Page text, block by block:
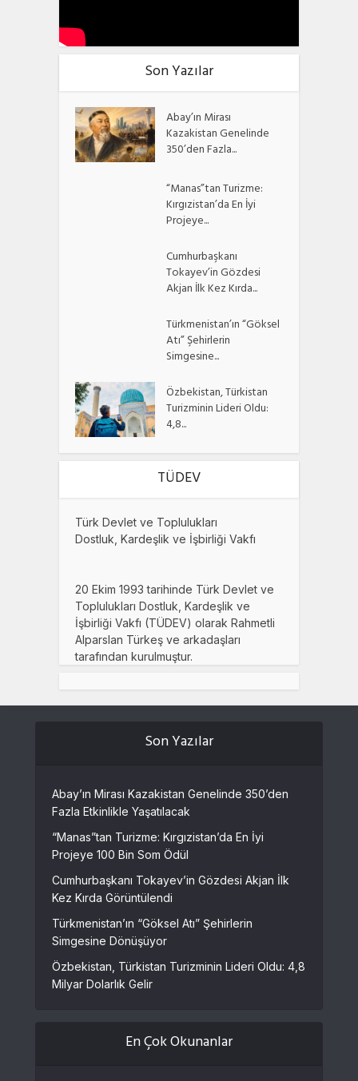
Son Yazılar
Abay’ın Mirası
Kazakistan Genelinde
350’den Fazla...
“Manas”tan Turizme:
Kırgızistan’da En İyi
Projeye...
Cumhurbaşkanı
Tokayev’in Gözdesi
Akjan İlk Kez Kırda...
Türkmenistan’ın “Göksel
Atı” Şehirlerin
Simgesine...
Özbekistan, Türkistan
Turizminin Lideri Oldu:
4,8...
TÜDEV
Türk Devlet ve Toplulukları
Dostluk, Kardeşlik ve İşbirliği Vakfı
20 Ekim 1993 tarihinde Türk Devlet ve
Toplulukları Dostluk, Kardeşlik ve
İşbirliği Vakfı (TÜDEV) olarak Rahmetli
Alparslan Türkeş ve arkadaşları
tarafından kurulmuştur.
Son Yazılar
Abay’ın Mirası Kazakistan Genelinde 350’den
Fazla Etkinlikle Yaşatılacak
“Manas”tan Turizme: Kırgızistan’da En İyi
Projeye 100 Bin Som Ödül
Cumhurbaşkanı Tokayev’in Gözdesi Akjan İlk
Kez Kırda Görüntülendi
Türkmenistan’ın “Göksel Atı” Şehirlerin
Simgesine Dönüşüyor
Özbekistan, Türkistan Turizminin Lideri Oldu: 4,8
Milyar Dolarlık Gelir
En Çok Okunanlar